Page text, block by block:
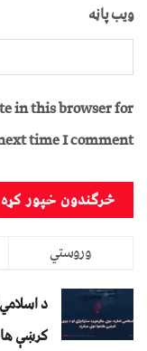
ویب پاڼه
in this browser for
time I comment.
وروستي
د
کرښې